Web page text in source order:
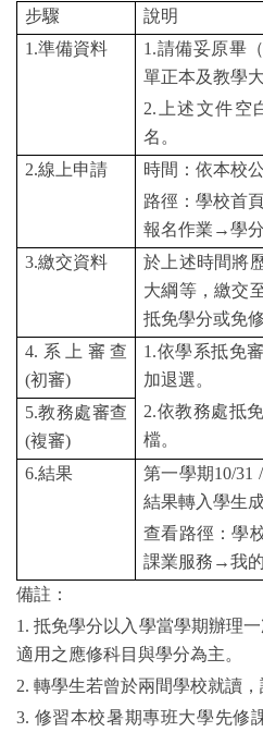
步驟
說明
1.準備資料
1.請備妥原畢
單正本及教學大
2.上述文件空
名。
2.線上申請
時間：依本校
路徑：學校首
報名作業→學分
3.繳交資料
於上述時間將
大綱等，繳交
抵免學分或免
4.系上審查
(初審)
1.依學系抵免
加退選。
2.依教務處抵
檔。
5.教務處審查
(複審)
6.結果
第一學期10/31
結果轉入學生成
查看路徑：學
課業服務→我
備註：
1. 抵免學分以入學當學期辦理
適用之應修科目與學分為主。
2. 轉學生若曾於兩間學校就讀
3. 修習本校暑期專班大學先修